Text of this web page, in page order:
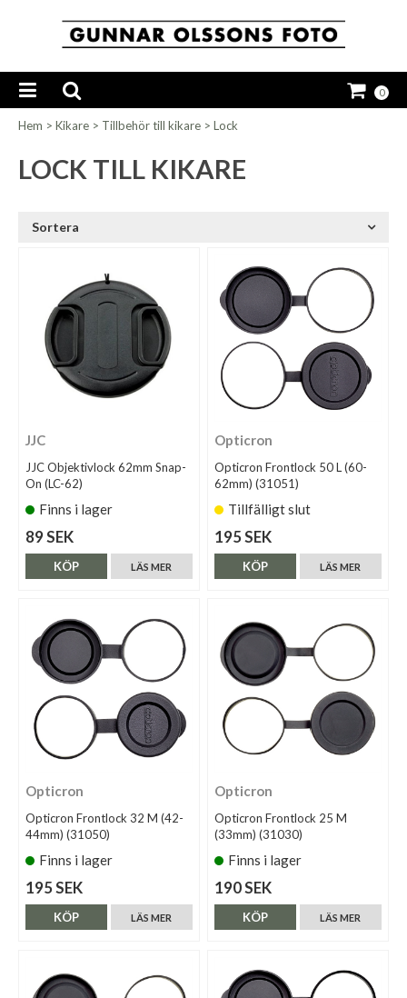
0
Hem > Kikare > Tillbehör till kikare > Lock
LOCK TILL KIKARE
Sortera
JJC
JJC Objektivlock 62mm Snap-
On (LC-62)
Finns i lager
89 SEK
LÄS MER
KÖP
Opticron
Opticron Frontlock 50 L (60-
62mm) (31051)
Tillfälligt slut
195 SEK
LÄS MER
KÖP
Opticron
Opticron Frontlock 32 M (42-
44mm) (31050)
Finns i lager
195 SEK
LÄS MER
KÖP
Opticron
Opticron Frontlock 25 M
(33mm) (31030)
Finns i lager
190 SEK
LÄS MER
KÖP